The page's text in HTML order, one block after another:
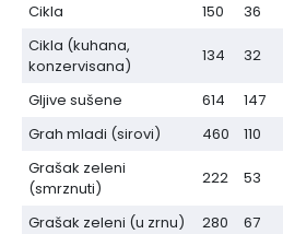
Cikla
150 36
Cikla (kuhana,
konzervisana)
134 32
Gljive sušene 614 147
Grah mladi (sirovi)
460 110
Grašak zeleni
(smrznuti)
222 53
Grašak zeleni (u zrnu) 280 67